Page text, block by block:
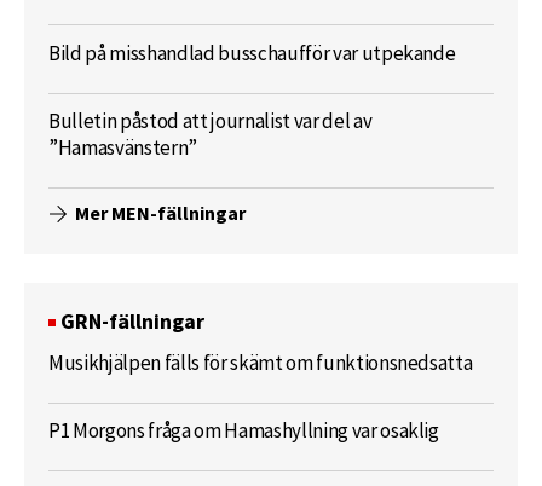
Bild på misshandlad busschaufför var utpekande
Bulletin påstod att journalist var del av
”Hamasvänstern”
Mer MEN-fällningar
GRN-fällningar
Musikhjälpen fälls för skämt om funktionsnedsatta
P1 Morgons fråga om Hamashyllning var osaklig